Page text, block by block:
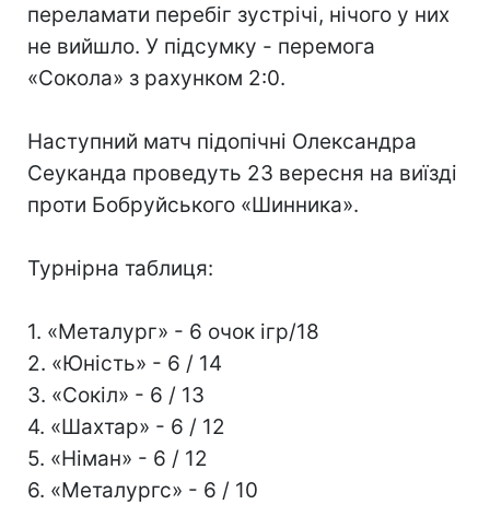
переламати перебіг зустрічі, нічого у них
не вийшло. У підсумку - перемога
«Сокола» з рахунком 2:0.
Наступний матч підопічні Олександра
Сеуканда проведуть 23 вересня на виїзді
проти Бобруйського «Шинника».
Турнірна таблиця:
1. «Металург» - 6 очок ігр/18
2. «Юність» - 6 / 14
3. «Сокіл» - 6 / 13
4. «Шахтар» - 6 / 12
5. «Німан» - 6 / 12
6. «Металургс» - 6 / 10